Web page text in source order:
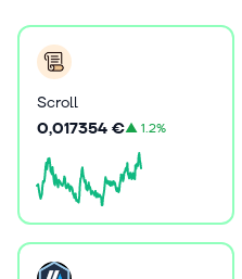
Scroll
0,017354 €▲1.2%